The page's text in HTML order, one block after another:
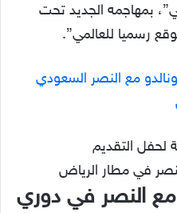
بمهاجمه الجديد تحت
رسميا للعالمي”.
مع النصر السعودي
في مطار الرياض
مع النصر في دوري